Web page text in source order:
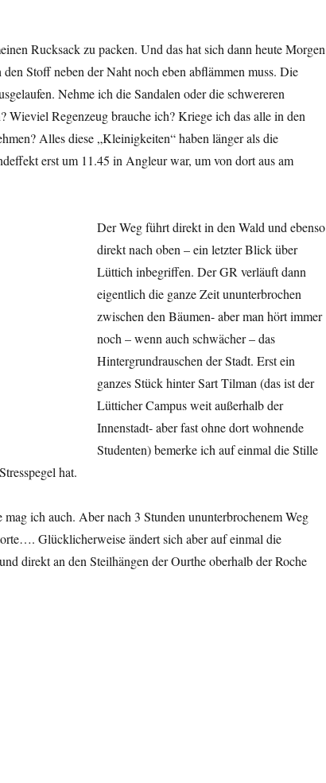
Rucksack zu packen. Und das hat sich dann heute Morgen
Stoff neben der Naht noch eben abflämmen muss. Die
Nehme ich die Sandalen oder die schwereren
Wieviel Regenzeug brauche ich? Kriege ich das alle in den
Alles diese „Kleinigkeiten“ haben länger als die
erst um 11.45 in Angleur war, um von dort aus am
Der Weg führt direkt in den Wald und ebenso
direkt nach oben – ein letzter Blick über
Lüttich inbegriffen. Der GR verläuft dann
eigentlich die ganze Zeit ununterbrochen
zwischen den Bäumen- aber man hört immer
noch – wenn auch schwächer – das
Hintergrundrauschen der Stadt. Erst ein
ganzes Stück hinter Sart Tilman (das ist der
Lütticher Campus weit außerhalb der
Innenstadt- aber fast ohne dort wohnende
Studenten) bemerke ich auf einmal die Stille
hat.
ich auch. Aber nach 3 Stunden ununterbrochenem Weg
Glücklicherweise ändert sich aber auf einmal die
direkt an den Steilhängen der Ourthe oberhalb der Roche